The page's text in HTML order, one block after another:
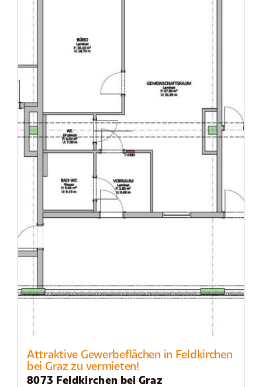
Attraktive Gewerbeflächen in Feldkirchen
bei Graz zu vermieten!
8073 Feldkirchen bei Graz